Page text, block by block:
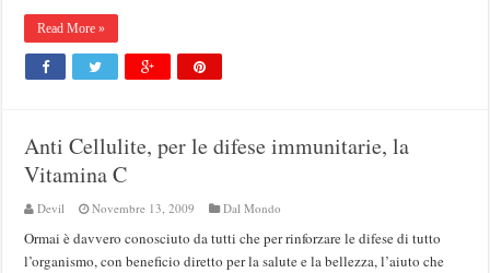
Read More »
Anti Cellulite, per le difese immunitarie, la
Vitamina C
Devil Novembre 13, 2009 Dal Mondo
Ormai è davvero conosciuto da tutti che per rinforzare le difese di tutto
l’organismo, con beneficio diretto per la salute e la bellezza, l’aiuto che